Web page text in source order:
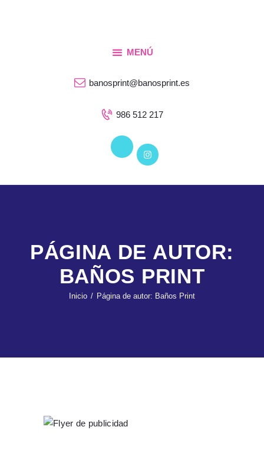
MENÚ
banosprint@banosprint.es
986 512 217
PÁGINA DE AUTOR:
BAÑOS PRINT
Inicio Página de autor: Baños Print
BAÑOS PRINT
Servicios